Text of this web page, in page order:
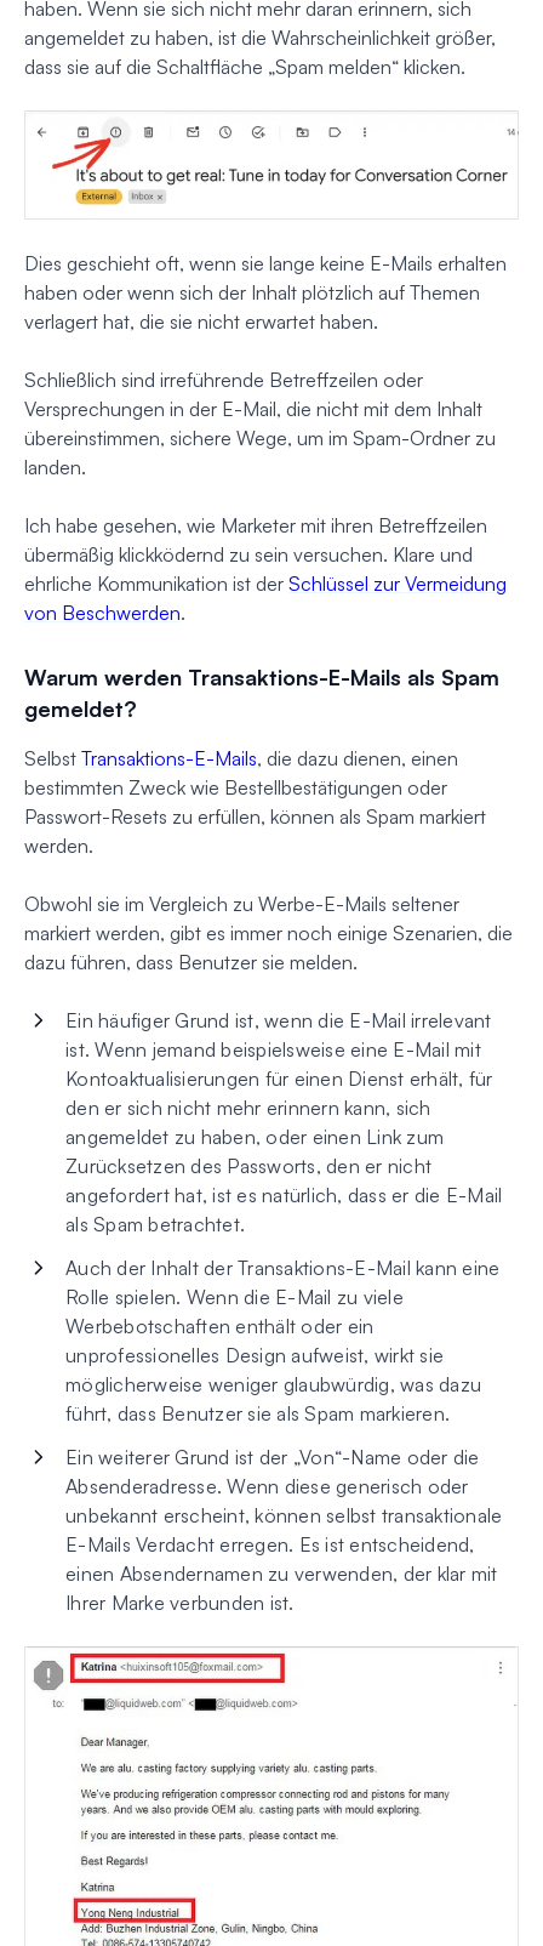
haben. Wenn sie sich nicht mehr daran erinnern, sich
angemeldet zu haben, ist die Wahrscheinlichkeit größer,
dass sie auf die Schaltfläche „Spam melden“ klicken.
Dies geschieht oft, wenn sie lange keine E-Mails erhalten
haben oder wenn sich der Inhalt plötzlich auf Themen
verlagert hat, die sie nicht erwartet haben.
Schließlich sind irreführende Betreffzeilen oder
Versprechungen in der E-Mail, die nicht mit dem Inhalt
übereinstimmen, sichere Wege, um im Spam-Ordner zu
landen.
Ich habe gesehen, wie Marketer mit ihren Betreffzeilen
übermäßig klickködernd zu sein versuchen. Klare und
ehrliche Kommunikation ist der Schlüssel zur Vermeidung
von Beschwerden.
Warum werden Transaktions-E-Mails als Spam
gemeldet?
Selbst Transaktions-E-Mails, die dazu dienen, einen
bestimmten Zweck wie Bestellbestätigungen oder
Passwort-Resets zu erfüllen, können als Spam markiert
werden.
Obwohl sie im Vergleich zu Werbe-E-Mails seltener
markiert werden, gibt es immer noch einige Szenarien, die
dazu führen, dass Benutzer sie melden.
Ein häufiger Grund ist, wenn die E-Mail irrelevant
ist. Wenn jemand beispielsweise eine E-Mail mit
Kontoaktualisierungen für einen Dienst erhält, für
den er sich nicht mehr erinnern kann, sich
angemeldet zu haben, oder einen Link zum
Zurücksetzen des Passworts, den er nicht
angefordert hat, ist es natürlich, dass er die E-Mail
als Spam betrachtet.
Auch der Inhalt der Transaktions-E-Mail kann eine
Rolle spielen. Wenn die E-Mail zu viele
Werbebotschaften enthält oder ein
unprofessionelles Design aufweist, wirkt sie
möglicherweise weniger glaubwürdig, was dazu
führt, dass Benutzer sie als Spam markieren.
Ein weiterer Grund ist der „Von“-Name oder die
Absenderadresse. Wenn diese generisch oder
unbekannt erscheint, können selbst transaktionale
E-Mails Verdacht erregen. Es ist entscheidend,
einen Absendernamen zu verwenden, der klar mit
Ihrer Marke verbunden ist.